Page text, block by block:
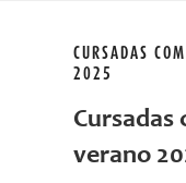
CURSADAS
2025
verano